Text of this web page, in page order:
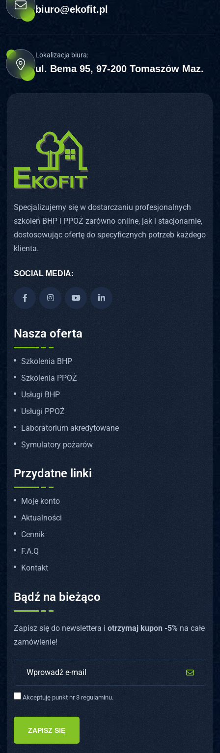
biuro@ekofit.pl
Lokalizacja biura:
ul. Bema 95, 97-200 Tomaszów Maz.
Specjalizujemy się w dostarczaniu profesjonalnych
szkoleń BHP i PPOŻ zarówno online, jak i stacjonarnie,
dostosowując ofertę do specyficznych potrzeb każdego
klienta.
SOCIAL MEDIA:
Nasza oferta
Szkolenia BHP
Szkolenia PPOŻ
Usługi BHP
Usługi PPOŻ
Laboratorium akredytowane
Symulatory pożarów
Przydatne linki
Moje konto
Aktualności
Cennik
F.A.Q
Kontakt
Bądź na bieżąco
Zapisz się do newslettera i otrzymaj kupon -5% na całe
zamówienie!
Akceptuję punkt nr 3 regulaminu.
ZAPISZ SIĘ